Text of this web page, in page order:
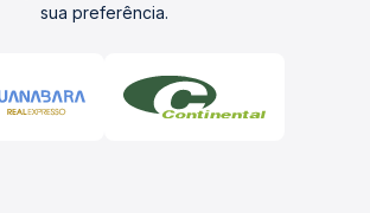
sua preferência.